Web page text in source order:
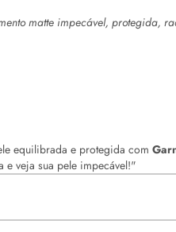
matte impecável, protegida,
equilibrada e protegida com
e veja sua pele impecável!"